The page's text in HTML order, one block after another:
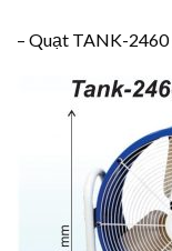
– Quạt TANK-2460